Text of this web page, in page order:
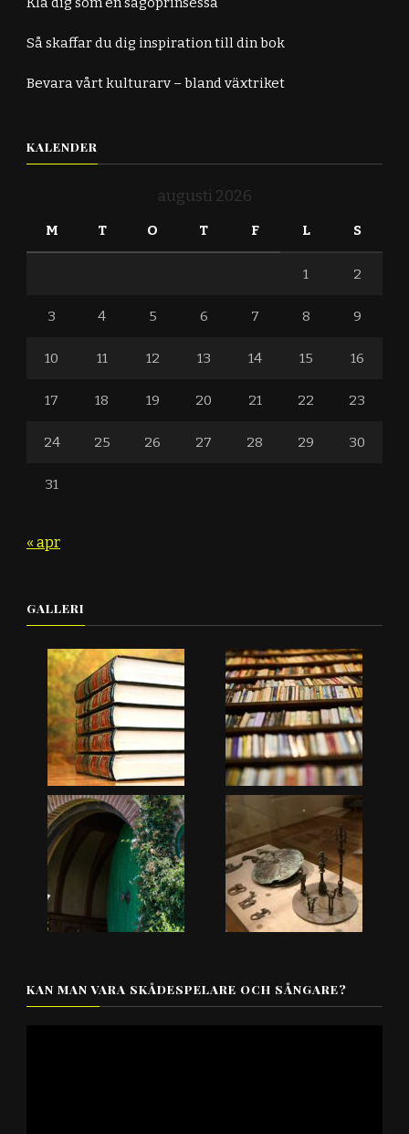
Så skaffar du dig inspiration till din bok
Bevara vårt kulturarv – bland växtriket
KALENDER
augusti 2026
M T O T F L S
1 2
3 4 5 6 7 8 9
10 11 12 13 14 15 16
17 18 19 20 21 22 23
24 25 26 27 28 29 30
31
« apr
GALLERI
KAN MAN VARA SKÅDESPELARE OCH SÅNGARE?